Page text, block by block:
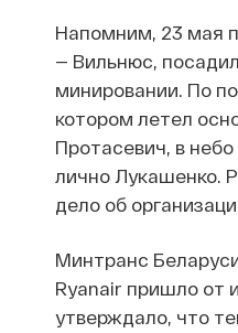
Напомним, 23 мая
— Вильнюс,
минировании. По
котором летел
Протасевич, в
лично Лукашенко.
дело об
Минтранс
Ryanair пришло от
утверждало, что